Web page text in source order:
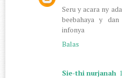
Seru y acara ny
beebahaya y dan
infonya
Balas
Sie-thi nurjanah